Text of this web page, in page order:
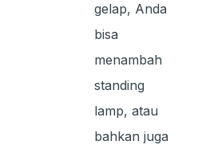
gelap, Anda
bisa
menambah
standing
lamp, atau
bahkan juga